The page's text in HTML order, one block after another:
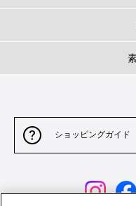
ショッピングガイド